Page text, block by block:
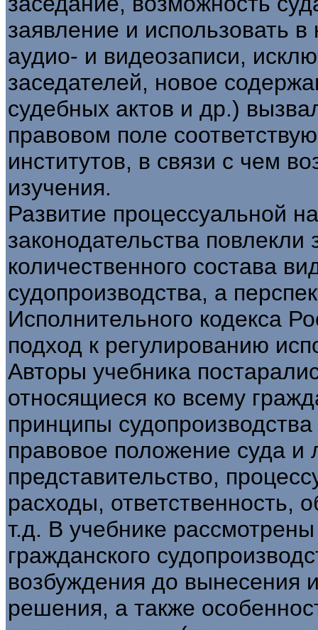
заявление и использовать
аудио- и видеозаписи,
заседателей, новое
судебных актов и др.)
правовом поле
институтов, в связи с чем
изучения.
Развитие процессуальной
законодательства
количественного состава
судопроизводства, а
Исполнительного кодекса
подход к регулированию
Авторы учебника
относящиеся ко всему
принципы
правовое положение суда
представительство,
расходы, ответственность,
т.д. В учебнике
гражданского
возбуждения до вынесения
решения, а также